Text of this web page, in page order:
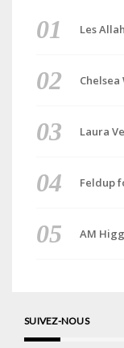
Les
Laura
Feldup
AM
SUIVEZ-NOUS